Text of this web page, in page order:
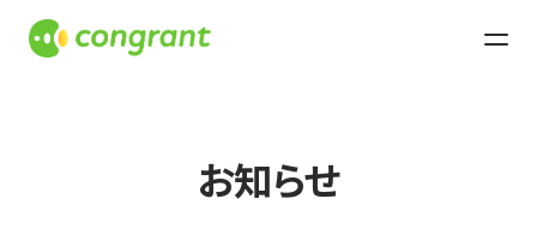
お知らせ